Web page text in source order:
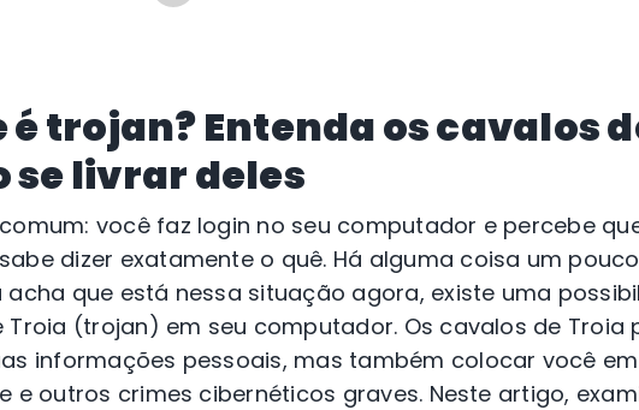
é trojan? Entenda os cavalos
se livrar deles
você faz login no seu computador e percebe
dizer exatamente o quê. Há alguma coisa um
acha que está nessa situação agora, existe uma
Troia (trojan) em seu computador. Os cavalos de Troia
informações pessoais, mas também colocar você
e outros crimes cibernéticos graves. Neste artigo,